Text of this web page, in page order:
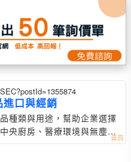
口與經銷
種類與用途，幫助企業選擇
央廚房、醫療環境與無塵室